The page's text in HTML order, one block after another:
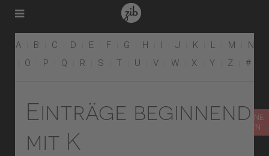
TERMIN ONLINE
VEREINBAREN
A B C D E F G H I J K L M
N
O
P Q R S T U V W X Y Z #
Einträge beginnend
mit K